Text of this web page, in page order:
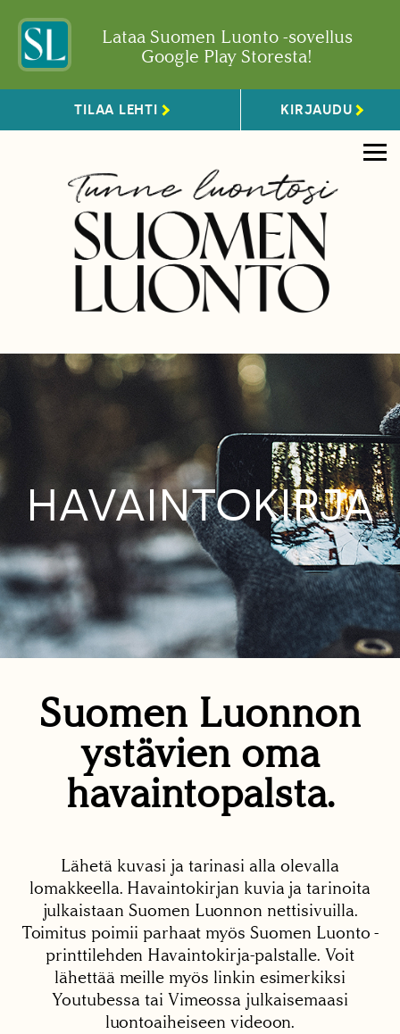
Lataa Suomen Luonto -sovellus
Google Play Storesta!
TILAA LEHTI KIRJAUDU
HAVAINTOKIRJA
Suomen Luonnon
ystävien oma
havaintopalsta.
Lähetä kuvasi ja tarinasi alla olevalla
lomakkeella. Havaintokirjan kuvia ja tarinoita
julkaistaan Suomen Luonnon nettisivuilla.
Toimitus poimii parhaat myös Suomen Luonto -
printtilehden Havaintokirja-palstalle. Voit
lähettää meille myös linkin esimerkiksi
Youtubessa tai Vimeossa julkaisemaasi
luontoaiheiseen videoon.